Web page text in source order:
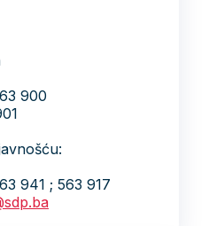
900
941 ; 563 917